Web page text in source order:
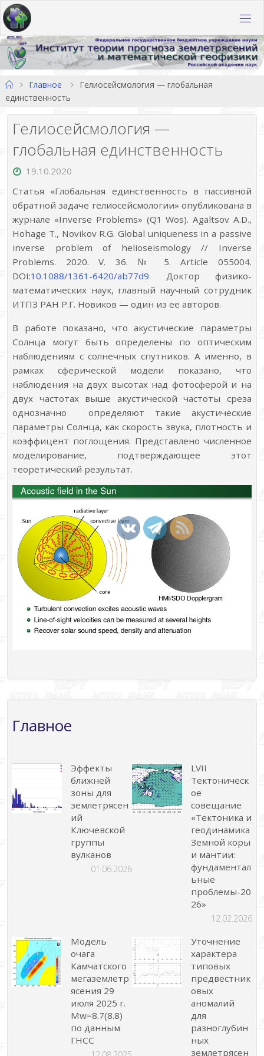
Перейти
к
содержимому
ГлавнаяГлавное
Гелиосейсмология — глобальная
единственность
Гелиосейсмология —
глобальная единственность
19.10.2020
Статья «Глобальная единственность в пассивной
обратной задаче гелиосейсмологии» опубликована в
журнале «Inverse Problems» (Q1 Wos). Agaltsov A.D.,
Hohage T., Novikov R.G. Global uniqueness in a passive
inverse problem of helioseismology // Inverse
Problems. 2020. V. 36. № 5. Article 055004.
DOI:10.1088/1361-6420/ab77d9. Доктор физико-
математических наук, главный научный сотрудник
ИТПЗ РАН Р.Г. Новиков — один из ее авторов.
В работе показано, что акустические параметры
Солнца могут быть определены по оптическим
наблюдениям с солнечных спутников. А именно, в
рамках сферической модели показано, что
наблюдения на двух высотах над фотосферой и на
двух частотах выше акустической частоты среза
однозначно определяют такие акустические
параметры Солнца, как скорость звука, плотность и
коэффицент поглощения. Представлено численное
моделирование, подтверждающее этот
теоретический результат.
Главное
Эффекты
ближней
зоны для
землетрясен
ий
Ключевской
группы
вулканов
01.06.2026
LVII
Тектоническ
ое
совещание
«Тектоника и
геодинамика
Земной коры
и мантии:
фундаментал
ьные
проблемы-20
26»
12.02.2026
Модель
очага
Камчатского
мегаземлетр
ясения 29
июля 2025 г.
Mw=8.7(8.8)
по данным
ГНСС
Уточнение
характера
типовых
предвестник
овых
аномалий
для
разноглубин
ных
землетрясен